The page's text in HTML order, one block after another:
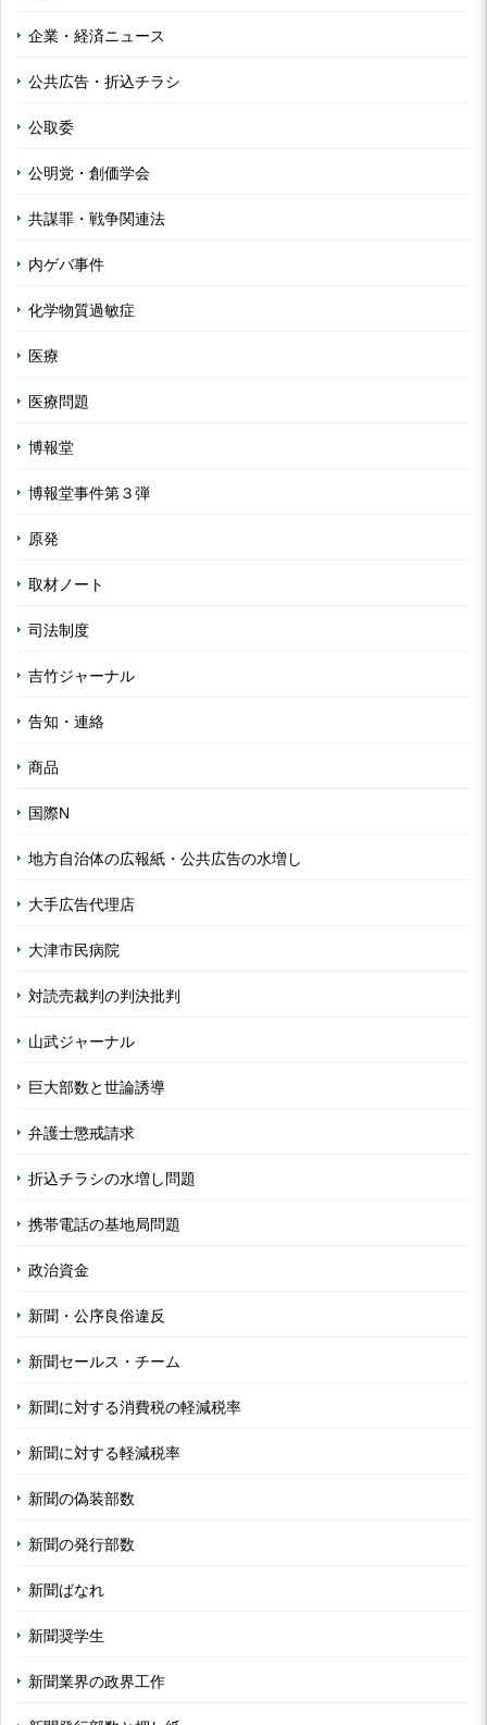
企業・経済ニュース
公共広告・折込チラシ
公取委
公明党・創価学会
共謀罪・戦争関連法
内ゲバ事件
化学物質過敏症
医療
医療問題
博報堂
博報堂事件第３弾
原発
取材ノート
司法制度
吉竹ジャーナル
告知・連絡
商品
国際N
地方自治体の広報紙・公共広告の水増し
大手広告代理店
大津市民病院
対読売裁判の判決批判
山武ジャーナル
巨大部数と世論誘導
弁護士懲戒請求
折込チラシの水増し問題
携帯電話の基地局問題
政治資金
新聞・公序良俗違反
新聞セールス・チーム
新聞に対する消費税の軽減税率
新聞に対する軽減税率
新聞の偽装部数
新聞の発行部数
新聞ばなれ
新聞奨学生
新聞業界の政界工作